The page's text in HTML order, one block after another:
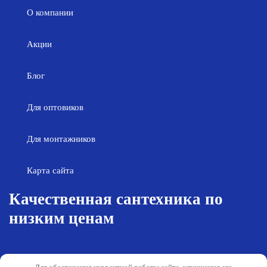
О компании
Акции
Блог
Для оптовиков
Для монтажников
Карта сайта
Качественная сантехника по
низким ценам